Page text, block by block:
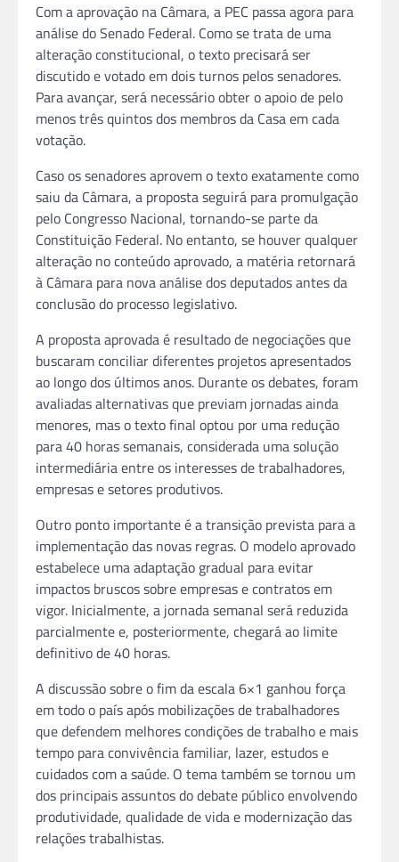
Com a aprovação na Câmara, a PEC passa agora para
análise do Senado Federal. Como se trata de uma
alteração constitucional, o texto precisará ser
discutido e votado em dois turnos pelos senadores.
Para avançar, será necessário obter o apoio de pelo
menos três quintos dos membros da Casa em cada
votação.
Caso os senadores aprovem o texto exatamente como
saiu da Câmara, a proposta seguirá para promulgação
pelo Congresso Nacional, tornando-se parte da
Constituição Federal. No entanto, se houver qualquer
alteração no conteúdo aprovado, a matéria retornará
à Câmara para nova análise dos deputados antes da
conclusão do processo legislativo.
A proposta aprovada é resultado de negociações que
buscaram conciliar diferentes projetos apresentados
ao longo dos últimos anos. Durante os debates, foram
avaliadas alternativas que previam jornadas ainda
menores, mas o texto final optou por uma redução
para 40 horas semanais, considerada uma solução
intermediária entre os interesses de trabalhadores,
empresas e setores produtivos.
Outro ponto importante é a transição prevista para a
implementação das novas regras. O modelo aprovado
estabelece uma adaptação gradual para evitar
impactos bruscos sobre empresas e contratos em
vigor. Inicialmente, a jornada semanal será reduzida
parcialmente e, posteriormente, chegará ao limite
definitivo de 40 horas.
A discussão sobre o fim da escala 6×1 ganhou força
em todo o país após mobilizações de trabalhadores
que defendem melhores condições de trabalho e mais
tempo para convivência familiar, lazer, estudos e
cuidados com a saúde. O tema também se tornou um
dos principais assuntos do debate público envolvendo
produtividade, qualidade de vida e modernização das
relações trabalhistas.